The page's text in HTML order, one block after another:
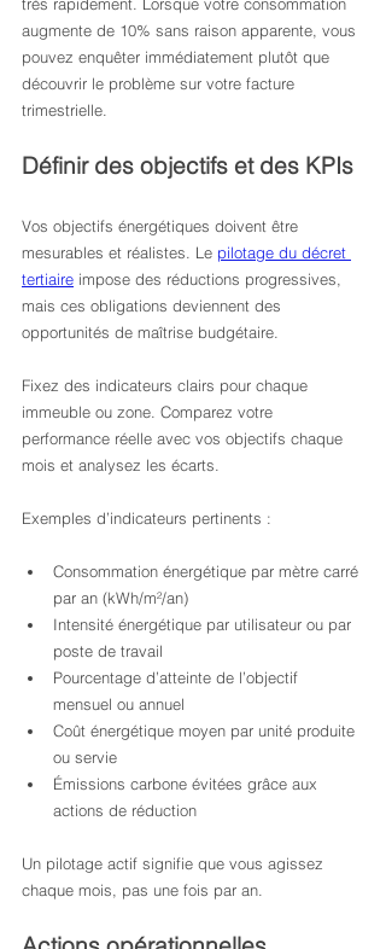
très rapidement. Lorsque votre consommation
augmente de 10% sans raison apparente, vous
pouvez enquêter immédiatement plutôt que
découvrir le problème sur votre facture
trimestrielle.
Définir des objectifs et des KPIs
Vos objectifs énergétiques doivent être
mesurables et réalistes. Le pilotage du décret
tertiaire impose des réductions progressives,
mais ces obligations deviennent des
opportunités de maîtrise budgétaire.
Fixez des indicateurs clairs pour chaque
immeuble ou zone. Comparez votre
performance réelle avec vos objectifs chaque
mois et analysez les écarts.
Exemples d’indicateurs pertinents :
Consommation énergétique par mètre carré
par an (kWh/m²/an)
Intensité énergétique par utilisateur ou par
poste de travail
Pourcentage d’atteinte de l’objectif
mensuel ou annuel
Coût énergétique moyen par unité produite
ou servie
Émissions carbone évitées grâce aux
actions de réduction
Un pilotage actif signifie que vous agissez
chaque mois, pas une fois par an.